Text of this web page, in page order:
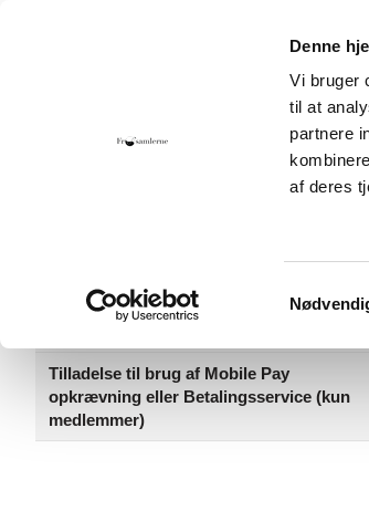
Denne
Vi bruger
til at
partnere
af deres
Bliv
Tilladelse til brug af Mobile Pay
opkrævning eller Betalingsservice (kun
medlemmer)